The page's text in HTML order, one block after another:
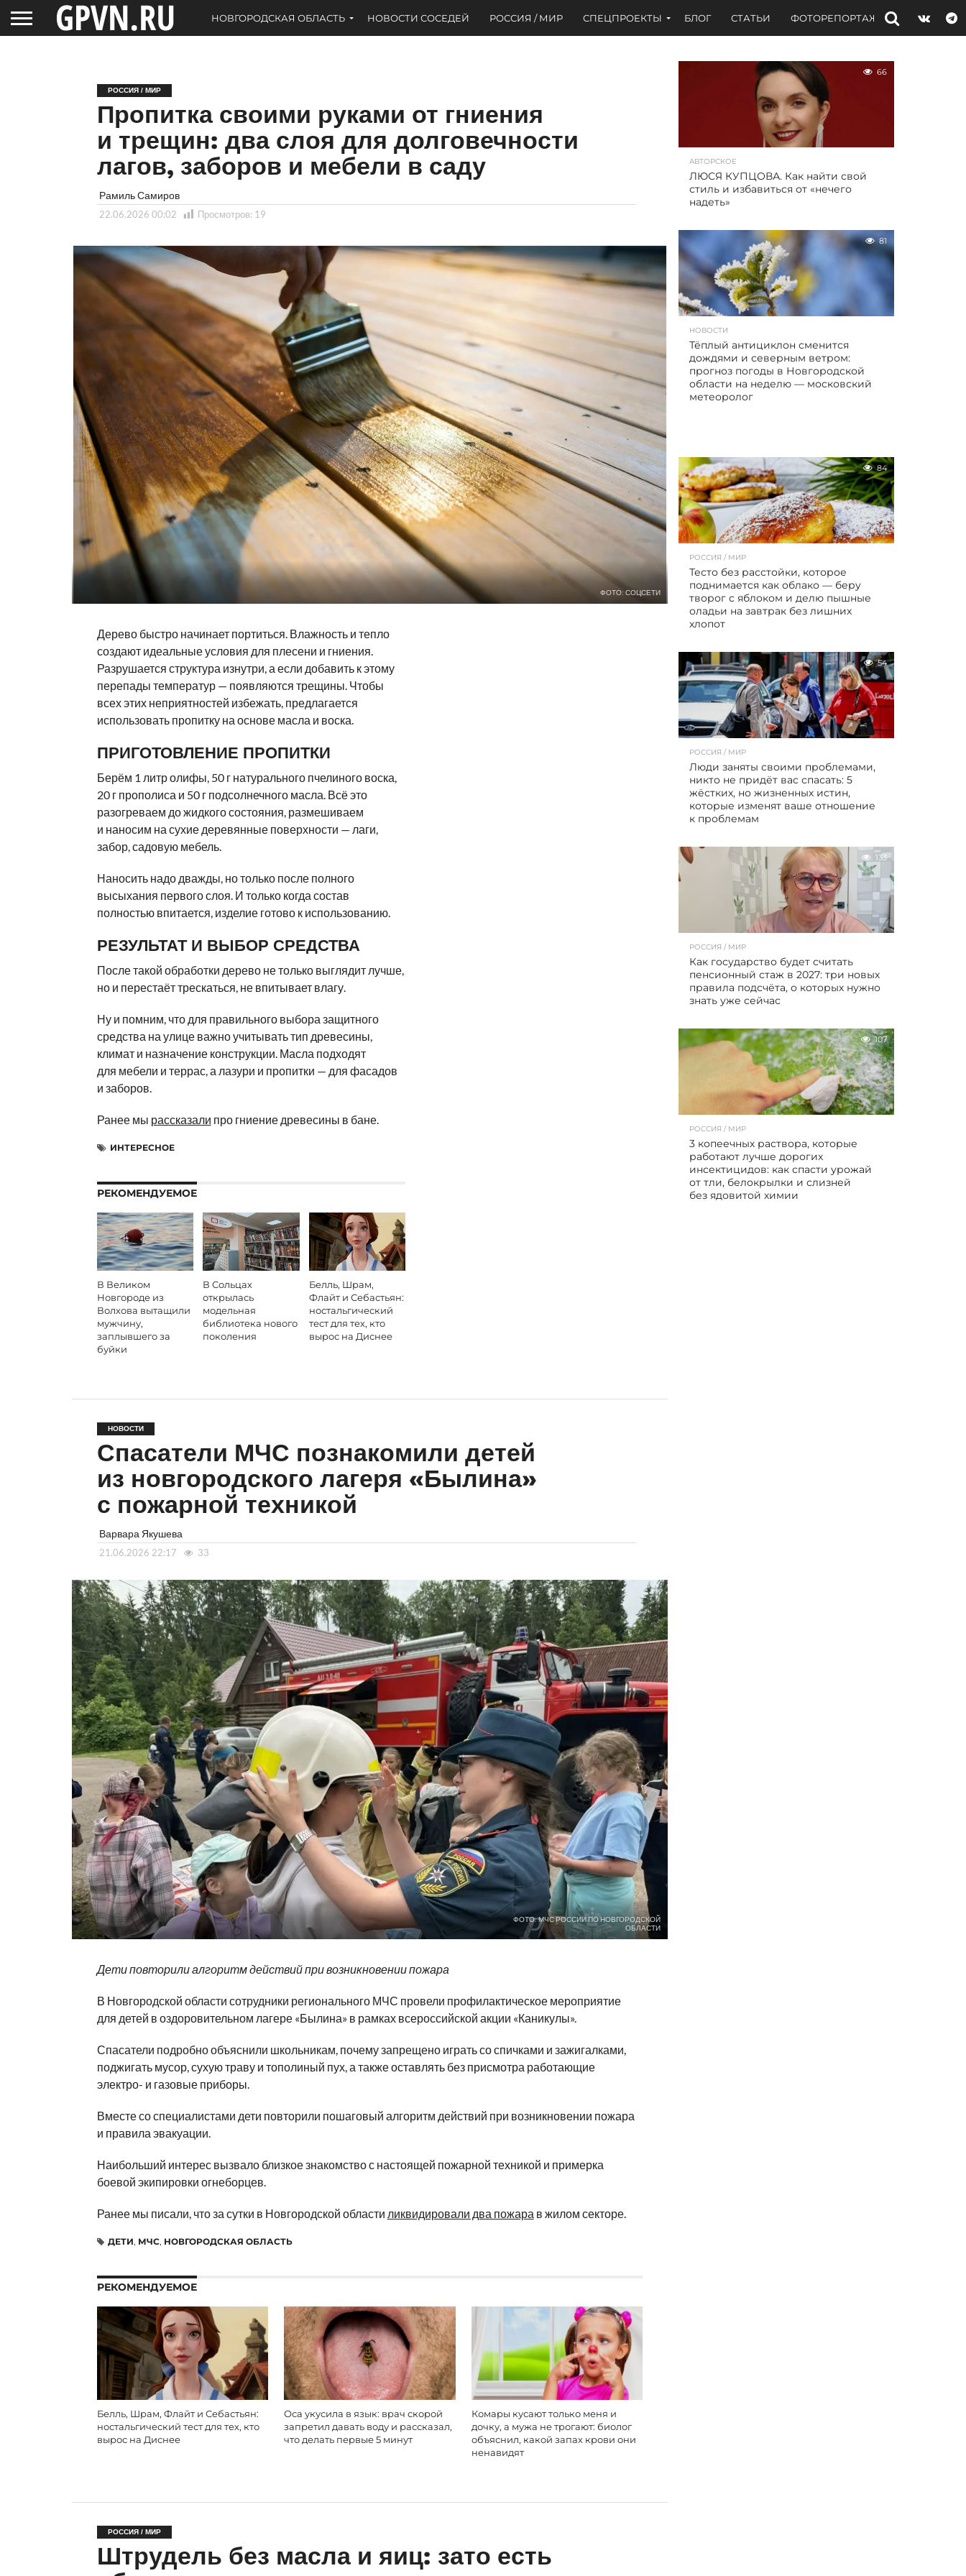
НОВГОРОДСКАЯ ОБЛАСТЬ НОВОСТИ СОСЕДЕЙ РОССИЯ / МИР СПЕЦПРОЕКТЫ БЛОГ СТАТЬИ ФОТОРЕПОРТАЖИ ИНТЕРВЬЮ
РОССИЯ / МИР
Пропитка своими руками от гниения
и трещин: два слоя для долговечности
лагов, заборов и мебели в саду
Рамиль Самиров
22.06.2026 00:02 Просмотров: 19
ФОТО: СОЦСЕТИ
Дерево быстро начинает портиться. Влажность и тепло
создают идеальные условия для плесени и гниения.
Разрушается структура изнутри, а если добавить к этому
перепады температур — появляются трещины. Чтобы
всех этих неприятностей избежать, предлагается
использовать пропитку на основе масла и воска.
ПРИГОТОВЛЕНИЕ ПРОПИТКИ
Берём 1 литр олифы, 50 г натурального пчелиного воска,
20 г прополиса и 50 г подсолнечного масла. Всё это
разогреваем до жидкого состояния, размешиваем
и наносим на сухие деревянные поверхности — лаги,
забор, садовую мебель.
Наносить надо дважды, но только после полного
высыхания первого слоя. И только когда состав
полностью впитается, изделие готово к использованию.
РЕЗУЛЬТАТ И ВЫБОР СРЕДСТВА
После такой обработки дерево не только выглядит лучше,
но и перестаёт трескаться, не впитывает влагу.
Ну и помним, что для правильного выбора защитного
средства на улице важно учитывать тип древесины,
климат и назначение конструкции. Масла подходят
для мебели и террас, а лазури и пропитки — для фасадов
и заборов.
Ранее мы рассказали про гниение древесины в бане.
ИНТЕРЕСНОЕ
РЕКОМЕНДУЕМОЕ
В Великом
Новгороде из
Волхова вытащили
мужчину,
заплывшего за
буйки
В Сольцах
открылась
модельная
библиотека нового
поколения
Белль, Шрам,
Флайт и Себастьян:
ностальгический
тест для тех, кто
вырос на Диснее
НОВОСТИ
Спасатели МЧС познакомили детей
из новгородского лагеря «Былина»
с пожарной техникой
Варвара Якушева
21.06.2026 22:17 33
ФОТО: МЧС РОССИИ ПО НОВГОРОДСКОЙ
ОБЛАСТИ
Дети повторили алгоритм действий при возникновении пожара
В Новгородской области сотрудники регионального МЧС провели профилактическое мероприятие
для детей в оздоровительном лагере «Былина» в рамках всероссийской акции «Каникулы».
Спасатели подробно объяснили школьникам, почему запрещено играть со спичками и зажигалками,
поджигать мусор, сухую траву и тополиный пух, а также оставлять без присмотра работающие
электро- и газовые приборы.
Вместе со специалистами дети повторили пошаговый алгоритм действий при возникновении пожара
и правила эвакуации.
Наибольший интерес вызвало близкое знакомство с настоящей пожарной техникой и примерка
боевой экипировки огнеборцев.
Ранее мы писали, что за сутки в Новгородской области ликвидировали два пожара в жилом секторе.
ДЕТИ, МЧС, НОВГОРОДСКАЯ ОБЛАСТЬ
РЕКОМЕНДУЕМОЕ
Белль, Шрам, Флайт и Себастьян:
ностальгический тест для тех, кто
вырос на Диснее
Оса укусила в язык: врач скорой
запретил давать воду и рассказал,
что делать первые 5 минут
Комары кусают только меня и
дочку, а мужа не трогают: биолог
объяснил, какой запах крови они
ненавидят
РОССИЯ / МИР
Штрудель без масла и яиц: зато есть
66
АВТОРСКОЕ
ЛЮСЯ КУПЦОВА. Как найти свой
стиль и избавиться от «нечего
надеть»
81
НОВОСТИ
Тёплый антициклон сменится
дождями и северным ветром:
прогноз погоды в Новгородской
области на неделю — московский
метеоролог
84
РОССИЯ / МИР
Тесто без расстойки, которое
поднимается как облако — беру
творог с яблоком и делю пышные
оладьи на завтрак без лишних
хлопот
54
РОССИЯ / МИР
Люди заняты своими проблемами,
никто не придёт вас спасать: 5
жёстких, но жизненных истин,
которые изменят ваше отношение
к проблемам
133
РОССИЯ / МИР
Как государство будет считать
пенсионный стаж в 2027: три новых
правила подсчёта, о которых нужно
знать уже сейчас
107
РОССИЯ / МИР
3 копеечных раствора, которые
работают лучше дорогих
инсектицидов: как спасти урожай
от тли, белокрылки и слизней
без ядовитой химии